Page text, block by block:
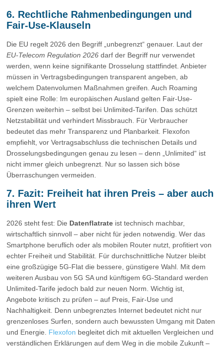
6. Rechtliche Rahmenbedingungen und
Fair-Use-Klauseln
Die EU regelt 2026 den Begriff „unbegrenzt“ genauer. Laut der
EU-Telecom Regulation 2026 darf der Begriff nur verwendet
werden, wenn keine signifikante Drosselung stattfindet. Anbieter
müssen in Vertragsbedingungen transparent angeben, ab
welchem Datenvolumen Maßnahmen greifen. Auch Roaming
spielt eine Rolle: Im europäischen Ausland gelten Fair-Use-
Grenzen weiterhin – selbst bei Unlimited-Tarifen. Das schützt
Netzstabilität und verhindert Missbrauch. Für Verbraucher
bedeutet das mehr Transparenz und Planbarkeit. Flexofon
empfiehlt, vor Vertragsabschluss die technischen Details und
Drosselungsbedingungen genau zu lesen – denn „Unlimited“ ist
nicht immer gleich unbegrenzt. Nur so lassen sich böse
Überraschungen vermeiden.
7. Fazit: Freiheit hat ihren Preis – aber auch
ihren Wert
2026 steht fest: Die Datenflatrate ist technisch machbar,
wirtschaftlich sinnvoll – aber nicht für jeden notwendig. Wer das
Smartphone beruflich oder als mobilen Router nutzt, profitiert von
echter Freiheit und Stabilität. Für durchschnittliche Nutzer bleibt
eine großzügige 5G-Flat die bessere, günstigere Wahl. Mit dem
weiteren Ausbau von 5G SA und künftigem 6G-Standard werden
Unlimited-Tarife jedoch bald zur neuen Norm. Wichtig ist,
Angebote kritisch zu prüfen – auf Preis, Fair-Use und
Nachhaltigkeit. Denn unbegrenztes Internet bedeutet nicht nur
grenzenloses Surfen, sondern auch bewussten Umgang mit Daten
und Energie. Flexofon begleitet dich mit aktuellen Vergleichen und
verständlichen Erklärungen auf dem Weg in die mobile Zukunft –